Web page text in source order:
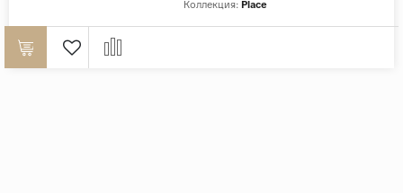
Коллекция: Place